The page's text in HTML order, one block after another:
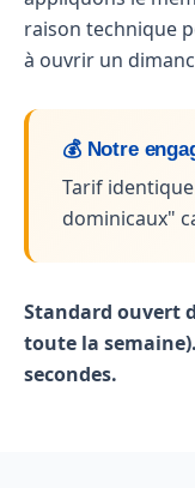
raison technique
à ouvrir un
💰 Notre
Tarif
dominicaux"
Standard ouvert
toute la
secondes.